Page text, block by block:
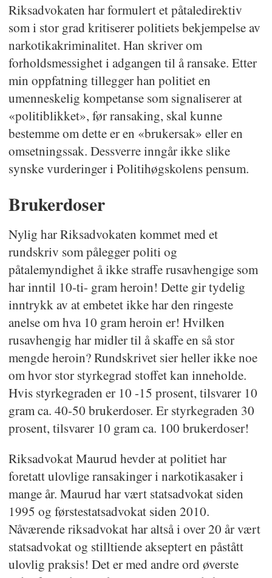
Riksadvokaten har formulert et påtaledirektiv
som i stor grad kritiserer politiets bekjempelse av
narkotikakriminalitet. Han skriver om
forholdsmessighet i adgangen til å ransake. Etter
min oppfatning tillegger han politiet en
umenneskelig kompetanse som signaliserer at
«politiblikket», før ransaking, skal kunne
bestemme om dette er en «brukersak» eller en
omsetningssak. Dessverre inngår ikke slike
synske vurderinger i Politihøgskolens pensum.
Brukerdoser
Nylig har Riksadvokaten kommet med et
rundskriv som pålegger politi og
påtalemyndighet å ikke straffe rusavhengige som
har inntil 10-ti- gram heroin! Dette gir tydelig
inntrykk av at embetet ikke har den ringeste
anelse om hva 10 gram heroin er! Hvilken
rusavhengig har midler til å skaffe en så stor
mengde heroin? Rundskrivet sier heller ikke noe
om hvor stor styrkegrad stoffet kan inneholde.
Hvis styrkegraden er 10 -15 prosent, tilsvarer 10
gram ca. 40-50 brukerdoser. Er styrkegraden 30
prosent, tilsvarer 10 gram ca. 100 brukerdoser!
Riksadvokat Maurud hevder at politiet har
foretatt ulovlige ransakinger i narkotikasaker i
mange år. Maurud har vært statsadvokat siden
1995 og førstestatsadvokat siden 2010.
Nåværende riksadvokat har altså i over 20 år vært
statsadvokat og stilltiende akseptert en påstått
ulovlig praksis! Det er med andre ord øverste